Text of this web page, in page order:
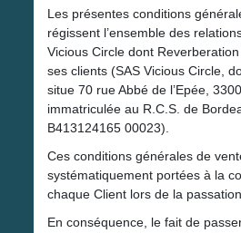
Les présentes conditions
régissent l’ensemble des
Vicious Circle dont
ses clients (SAS Vicious Circle,
situe 70 rue Abbé de l’Epée,
immatriculée au R.C.S. de
B413124165 00023).
Ces conditions générales de
systématiquement portées à la
chaque Client lors de la
En conséquence, le fait de